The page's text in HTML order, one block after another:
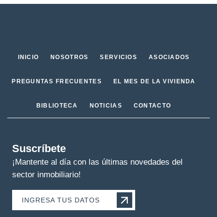
INICIO NOSOTROS SERVICIOS ASOCIADOS
PREGUNTAS FRECUENTES EL MES DE LA VIVIENDA
BIBLIOTECA NOTICIAS CONTACTO
Suscríbete
¡Mantente al día con las últimas novedades del
sector inmobiliario!
INGRESA TUS DATOS